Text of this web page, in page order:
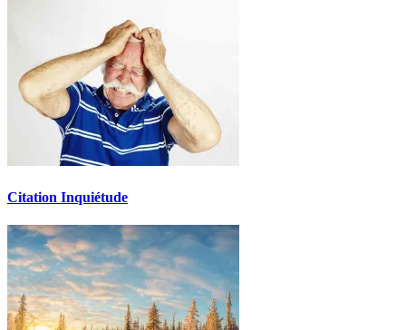
Citation Inquiétude